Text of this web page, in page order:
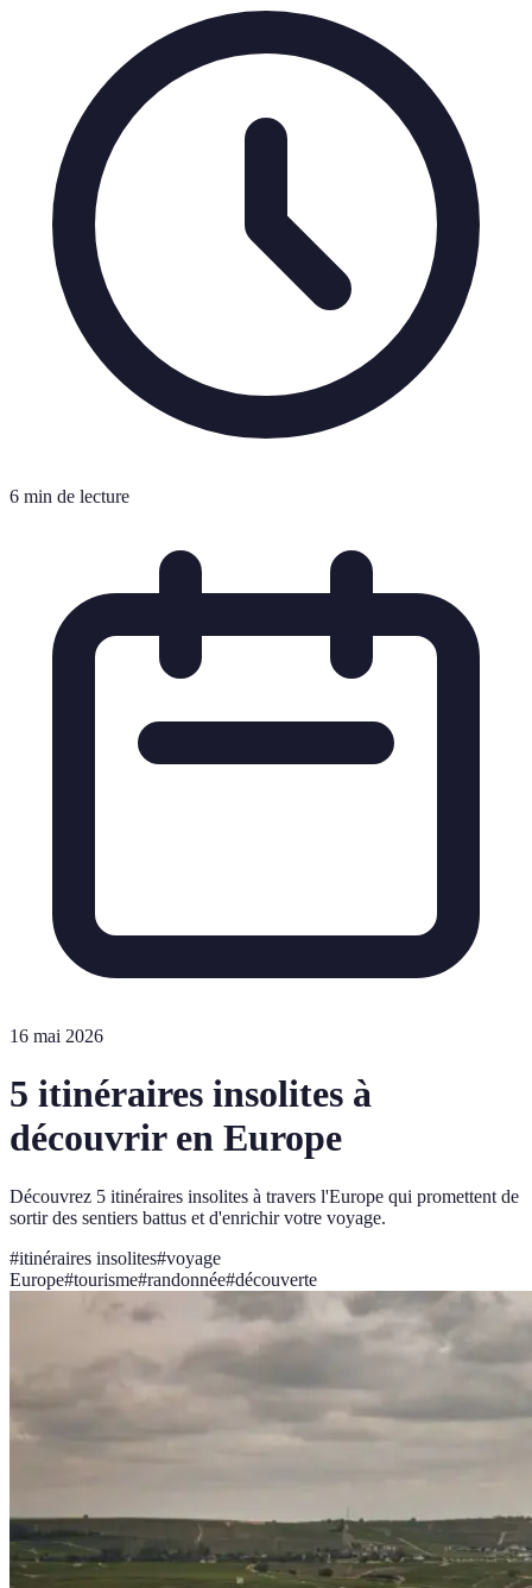
6 min de lecture
16 mai 2026
5 itinéraires insolites à
découvrir en Europe
Découvrez 5 itinéraires insolites à travers l'Europe qui promettent de
sortir des sentiers battus et d'enrichir votre voyage.
#itinéraires insolites#voyage
Europe#tourisme#randonnée#découverte